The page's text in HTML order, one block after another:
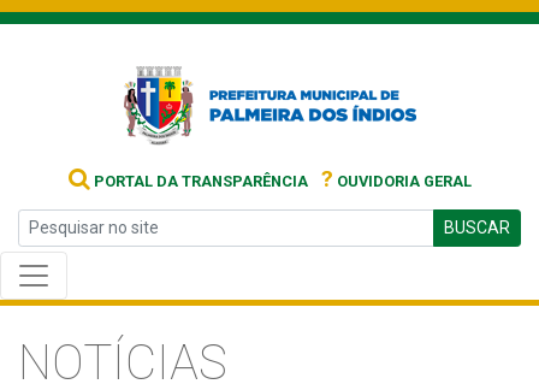
PORTAL DA TRANSPARÊNCIA ? OUVIDORIA GERAL
BUSCAR
NOTÍCIAS